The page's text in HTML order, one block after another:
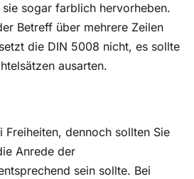
finden Sie hier.
– inkl.
doch nicht stattfinden kann?
für die Absage? Wie
zeitnah einen Ausweichtermin
sogar farblich hervorheben.
Betreff über mehrere Zeilen
die DIN 5008 nicht, es sollte
ausarten.
Freiheiten, dennoch sollten Sie
Anrede der
sein sollte. Bei